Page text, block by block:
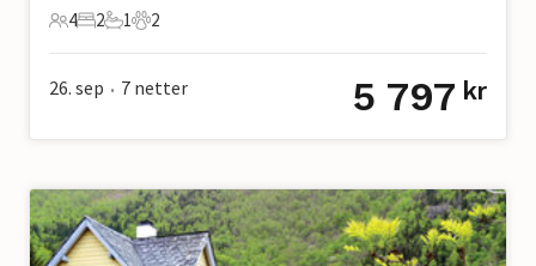
4 Gjester
4
2 Soverom
2
1 Bad
1
2 Kjæledyr
2
26. sep • 7 netter 5 797 kr